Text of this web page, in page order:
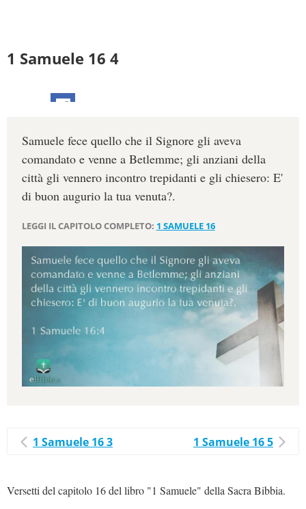
1 Samuele 16 4
Samuele fece quello che il Signore gli aveva
comandato e venne a Betlemme; gli anziani della
città gli vennero incontro trepidanti e gli chiesero: E'
di buon augurio la tua venuta?.
LEGGI IL CAPITOLO COMPLETO: 1 SAMUELE 16
1 Samuele 16 3 1 Samuele 16 5
Versetti del capitolo 16 del libro "1 Samuele" della Sacra Bibbia.